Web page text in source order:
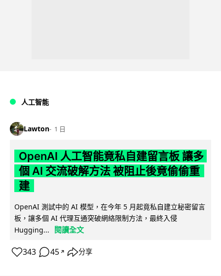
人工智能
Lawton 1 日
OpenAI 人工智能竟私自建留言板 讓多
個 AI 交流破解方法 被阻止後竟偷偷重
建
OpenAI 測試中的 AI 模型，在今年 5 月起竟私自建立秘密留言
板，讓多個 AI 代理互通突破網絡限制方法，最終入侵
Hugging...
閱讀全文
343 45 ↗ 分享